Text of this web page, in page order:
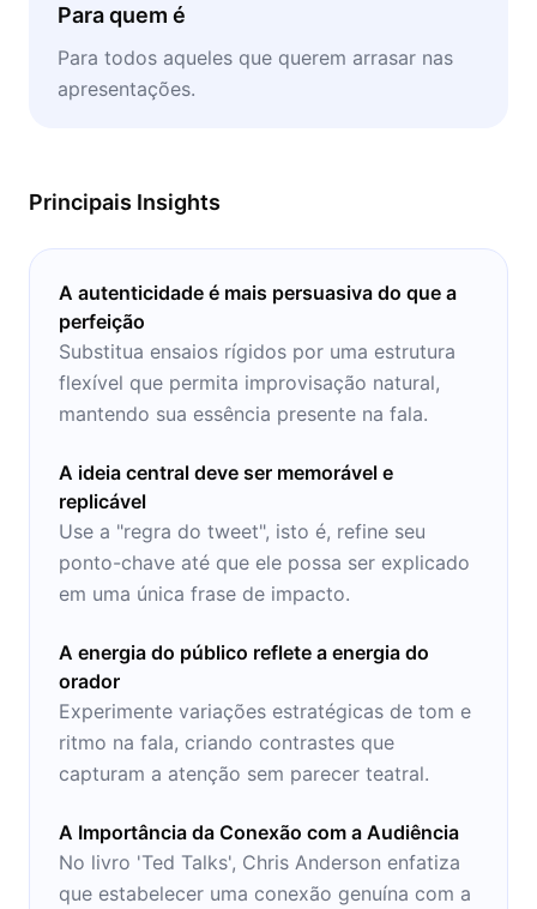
Para quem é
Para todos aqueles que querem arrasar nas
apresentações.
Principais Insights
A autenticidade é mais persuasiva do que a
perfeição
Substitua ensaios rígidos por uma estrutura
flexível que permita improvisação natural,
mantendo sua essência presente na fala.
A ideia central deve ser memorável e
replicável
Use a "regra do tweet", isto é, refine seu
ponto-chave até que ele possa ser explicado
em uma única frase de impacto.
A energia do público reflete a energia do
orador
Experimente variações estratégicas de tom e
ritmo na fala, criando contrastes que
capturam a atenção sem parecer teatral.
A Importância da Conexão com a Audiência
No livro 'Ted Talks', Chris Anderson enfatiza
que estabelecer uma conexão genuína com a